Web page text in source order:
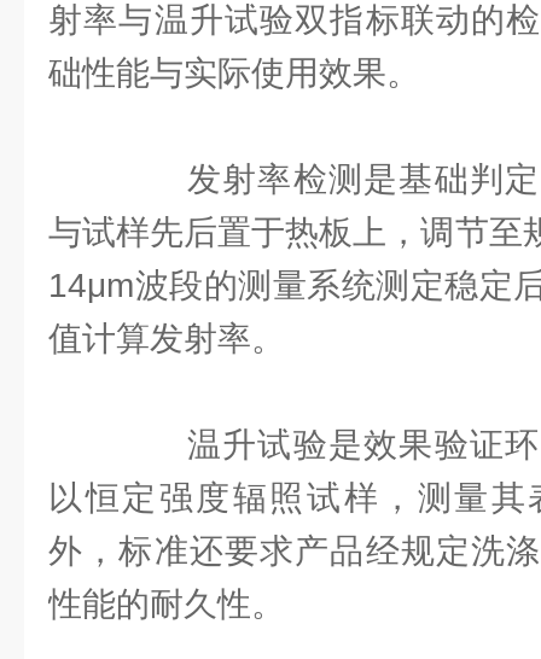
射率与温升试验双指标联动的
础性能与实际使用效果。
发射率检测是基础判定
与试样先后置于热板上，调节至
14μm波段的测量系统测定稳定
值计算发射率。
温升试验是效果验证环
以恒定强度辐照试样，测量
外，标准还要求产品经规定洗
性能的耐久性。